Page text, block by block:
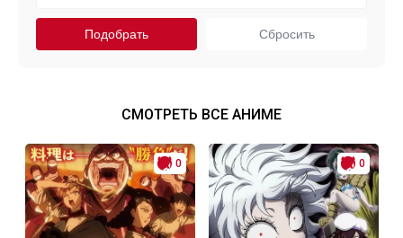
СМОТРЕТЬ ВСЕ АНИМЕ
0 0